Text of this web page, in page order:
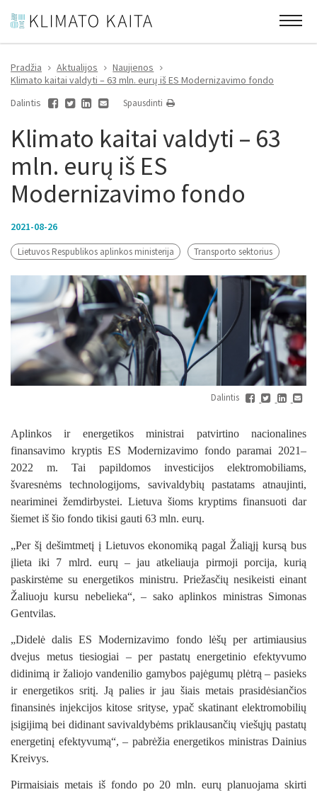
Pradžia Aktualijos
Naujienos
Klimato kaitai valdyti – 63 mln. eurų iš ES Modernizavimo fondo
Dalintis
Spausdinti
Klimato kaitai valdyti – 63
mln. eurų iš ES
Modernizavimo fondo
2021-08-26
Lietuvos Respublikos aplinkos ministerija Transporto sektorius
Dalintis
Aplinkos ir energetikos ministrai patvirtino nacionalines
finansavimo kryptisES Modernizavimo fondo paramai 2021–
2022 m. Tai papildomos investicijos elektromobiliams,
švaresnėms technologijoms, savivaldybių pastatams atnaujinti,
neariminei žemdirbystei. Lietuva šioms kryptims finansuoti dar
šiemet iš šio fondo tikisi gauti 63 mln. eurų.
„Per šį dešimtmetį į Lietuvos ekonomiką pagal Žaliąjį kursą bus
įlieta iki 7 mlrd. eurų – jau atkeliauja pirmoji porcija, kurią
paskirstėme su energetikos ministru. Priežasčių nesikeisti einant
Žaliuoju kursu nebelieka“, – sako aplinkos ministras Simonas
Gentvilas.
„Didelė dalis ES Modernizavimo fondo lėšų per artimiausius
dvejus metus tiesiogiai – per pastatų energetinio efektyvumo
didinimą ir žaliojo vandenilio gamybos pajėgumų plėtrą – pasieks
ir energetikos sritį. Ją palies ir jau šiais metais prasidėsiančios
finansinės injekcijos kitose srityse, ypač skatinant elektromobilių
įsigijimą bei didinant savivaldybėms priklausančių viešųjų pastatų
energetinį efektyvumą“, – pabrėžia energetikos ministras Dainius
Kreivys.
Pirmaisiais metais iš fondo po 20 mln. eurų planuojama skirti